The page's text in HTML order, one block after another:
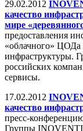
29.02.2012
качество
мире
предоставления
«облачного» ЦОДа
инфраструктуры.
российских
сервисы.
17.02.2012
качество
пресс-
Группы